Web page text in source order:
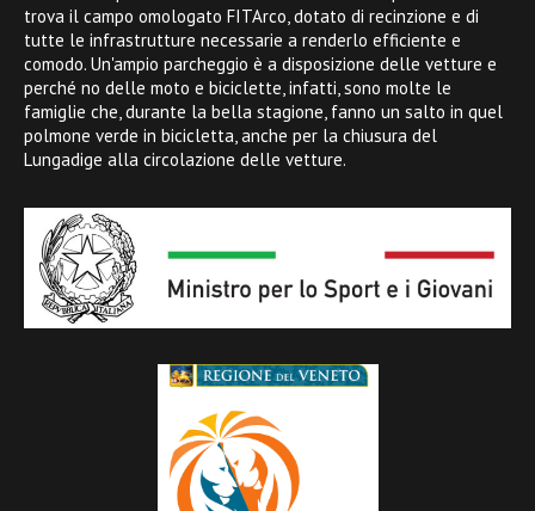
trova il campo omologato FITArco, dotato di recinzione e di
tutte le infrastrutture necessarie a renderlo efficiente e
comodo. Un'ampio parcheggio è a disposizione delle vetture e
perché no delle moto e biciclette, infatti, sono molte le
famiglie che, durante la bella stagione, fanno un salto in quel
polmone verde in bicicletta, anche per la chiusura del
Lungadige alla circolazione delle vetture.